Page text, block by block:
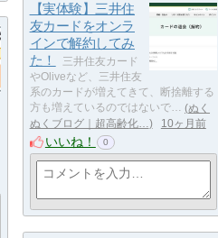
【実体験】三井住
友カードをオンラ
インで解約してみ
た！
三井住友カード
やOliveなど、三井住友
系のカードが増えてきて、断捨離する
方も増えているのではないで…
ぬく
ぬくブログ｜超高齢化…
10ヶ月前
いいね！ 0